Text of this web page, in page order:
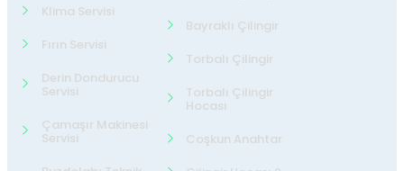
Klima Servisi
Fırın Servisi
Derin Dondurucu
Servisi
Çamaşır Makinesi
Servisi
Bayraklı Çilingir
Torbalı Çilingir
Torbalı Çilingir
Hocası
Coşkun Anahtar